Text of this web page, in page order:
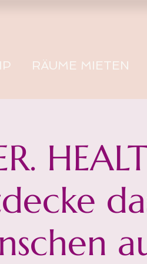
RÄUME MIETEN